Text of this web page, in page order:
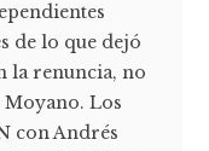
de lo que dejó
la renuncia, no
Los
con Andrés